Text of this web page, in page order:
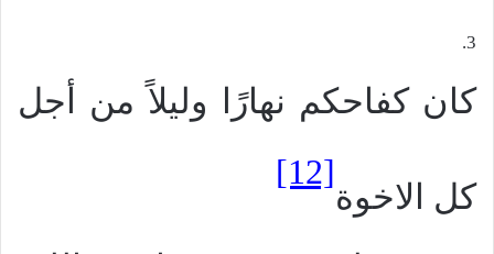
3.
كان كفاحكم نهارًا وليلاً من أجل
كل الاخوة
[12]